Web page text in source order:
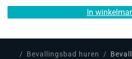
In
Bevallingsbad huren